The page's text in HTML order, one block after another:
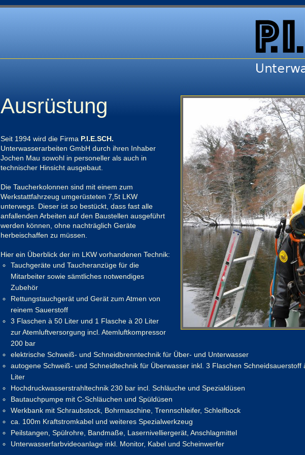
Ausrüstung
Seit 1994 wird die Firma P.I.E.SCH.
Unterwasserarbeiten GmbH durch ihren Inhaber
Jochen Mau sowohl in personeller als auch in
technischer Hinsicht ausgebaut.
Die Taucherkolonnen sind mit einem zum
Werkstattfahrzeug umgerüsteten 7,5t LKW
unterwegs. Dieser ist so bestückt, dass fast alle
anfallenden Arbeiten auf den Baustellen ausgeführt
werden können, ohne nachträglich Geräte
herbeischaffen zu müssen.
Hier ein Überblick der im LKW vorhandenen Technik:
Tauchgeräte und Taucheranzüge für die
Mitarbeiter sowie sämtliches notwendiges
Zubehör
Rettungstauchgerät und Gerät zum Atmen von
reinem Sauerstoff
3 Flaschen à 50 Liter und 1 Flasche à 20 Liter
zur Atemluftversorgung incl. Atemluftkompressor
200 bar
elektrische Schweiß- und Schneidbrenntechnik für Über- und Unterwasser
autogene Schweiß- und Schneidtechnik für Überwasser inkl. 3 Flaschen
Liter
Hochdruckwasserstrahltechnik 230 bar incl. Schläuche und Spezialdüsen
Bautauchpumpe mit C-Schläuchen und Spüldüsen
Werkbank mit Schraubstock, Bohrmaschine, Trennschleifer, Schleifbock
ca. 100m Kraftstromkabel und weiteres Spezialwerkzeug
Peilstangen, Spülrohre, Bandmaße, Lasernivelliergerät, Anschlagmittel
Unterwasserfarbvideoanlage inkl. Monitor, Kabel und Scheinwerfer